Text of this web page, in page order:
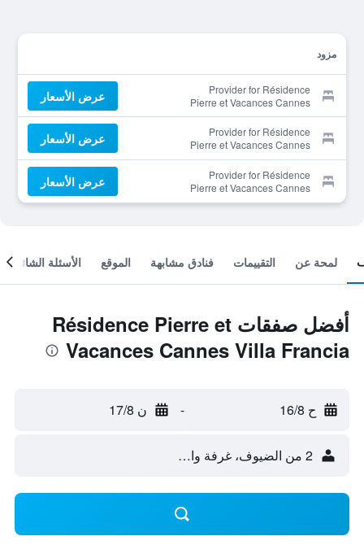
مزود
Provider for Résidence
Pierre et Vacances Cannes
Villa Francia
عرض الأسعار
Provider for Résidence
Pierre et Vacances Cannes
Villa Francia
عرض الأسعار
Provider for Résidence
Pierre et Vacances Cannes
Villa Francia
عرض الأسعار
لمحة عن التقييمات فنادق مشابهة الموقع الأسئلة الشائعة
أفضل صفقات Résidence Pierre et
Vacances Cannes Villa Francia
ح 16/8 - ن 17/8
2 من الضيوف، غرفة واحدة